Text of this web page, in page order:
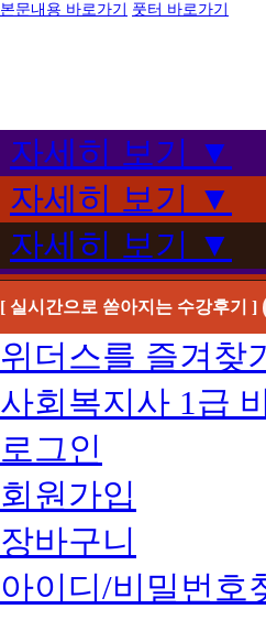
본문내용 바로가기 풋터 바로가기
자세히 보기 ▼
자세히 보기 ▼
자세히 보기 ▼
[ 실시간으로 쏟아지는 수강후기 ]
위더스를 즐겨찾
사회복지사 1급
로그인
회원가입
장바구니
아이디/비밀번호